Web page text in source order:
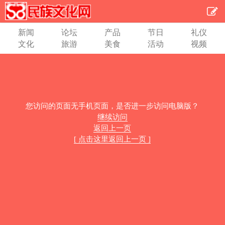
新闻 论坛 产品 节日
礼仪
文化
旅游 美食 活动 视频
您访问的页面无手机页面，是否进一步访问电脑版？
继续访问
返回上一页
[ 点击这里返回上一页 ]